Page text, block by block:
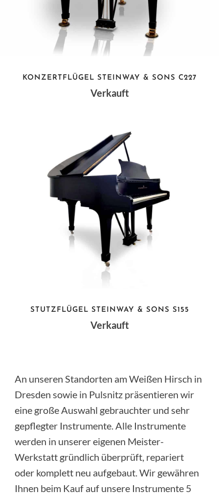
KONZERTFLÜGEL STEINWAY & SONS C227
Verkauft
STUTZFLÜGEL STEINWAY & SONS S155
Verkauft
An unseren Standorten am Weißen Hirsch in
Dresden sowie in Pulsnitz präsentieren wir
eine große Auswahl gebrauchter und sehr
gepflegter Instrumente. Alle Instrumente
werden in unserer eigenen Meister-
Werkstatt gründlich überprüft, repariert
oder komplett neu aufgebaut. Wir gewähren
Ihnen beim Kauf auf unsere Instrumente 5